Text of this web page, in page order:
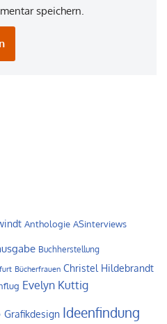
speichern.
Anthologie ASinterviews
Buchherstellung
Bücherfrauen Christel Hildebrandt
Evelyn Kuttig
Grafikdesign Ideenfindung